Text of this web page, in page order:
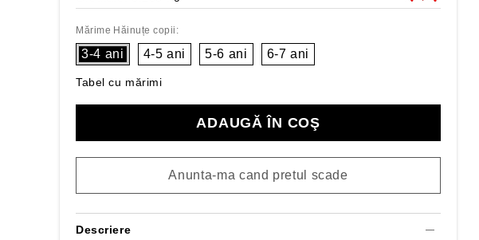
Mărime Hăinuțe copii:
3-4 ani 4-5 ani 5-6 ani 6-7 ani
Tabel cu mărimi
Anunta-ma cand pretul scade
Descriere